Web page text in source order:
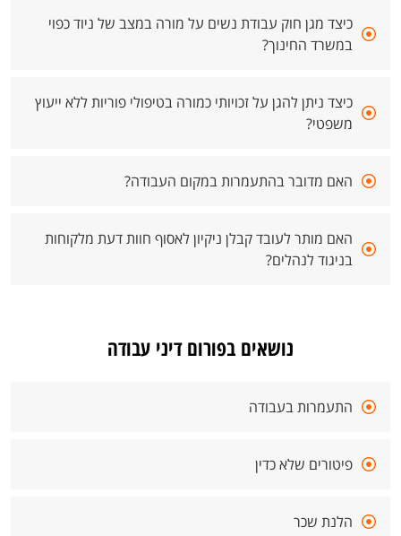
כיצד מגן חוק עבודת נשים על מורה במצב של ניוד כפוי
במשרד החינוך?
כיצד ניתן להגן על זכויותי כמורה בטיפולי פוריות ללא ייעוץ
משפטי?
האם מדובר בהתעמרות במקום העבודה?
האם מותר לעובד קבלן ניקיון לאסוף חוות דעת מלקוחות
בניגוד לנהלים?
נושאים בפורום דיני עבודה
התעמרות בעבודה
פיטורים שלא כדין
הלנת שכר